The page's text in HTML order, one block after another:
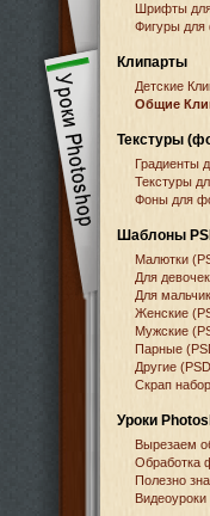
Шрифты
Фигуры
Клипарты
Детские
Общие
Текстуры
Градиенты
Текстуры
Фоны для
Шаблоны
Малютки
Для
Для
Женские
Мужские
Парные
Другие
Скрап
Уроки
Вырезаем
Обработка
Полезно
Видеоуроки